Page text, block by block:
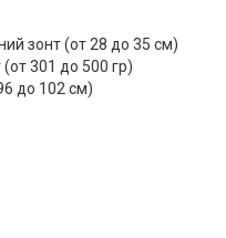
зонт (от 28 до 35 см)
301 до 500 гр)
до 102 см)